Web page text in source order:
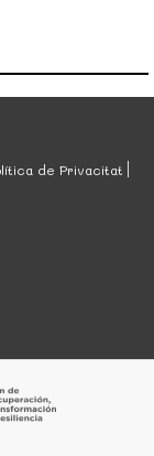
de Privacitat